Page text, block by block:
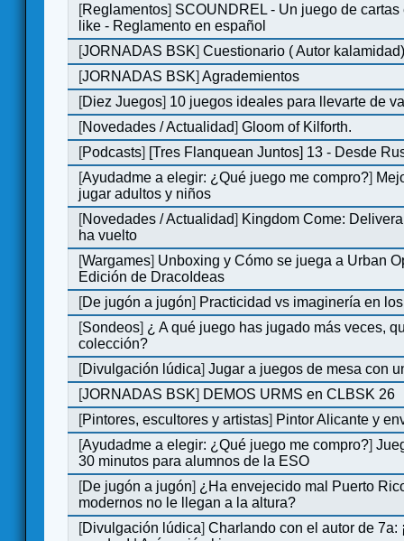
[Reglamentos] SCOUNDREL - Un juego de
like - Reglamento en español
[JORNADAS BSK]Cuestionario ( Autor
[JORNADAS BSK]Agrademientos
[Diez Juegos] 10 juegos ideales para llevarte de
[Novedades / Actualidad]Gloom of Kilforth.
[Podcasts] [Tres Flanquean Juntos] 13 - Desde
[Ayudadme a elegir: ¿Qué juego me compro?]
jugar adultos y niños
[Novedades / Actualidad] Kingdom Come:
ha vuelto
[Wargames] Unboxing y Cómo se juega a Urban
Edición de DracoIdeas
[De jugón a jugón] Practicidad vs imaginería en
[Sondeos] ¿ A qué juego has jugado más veces,
colección?
[Divulgación lúdica]Jugar a juegos de mesa con
[JORNADAS BSK] DEMOS URMS en CLBSK 26
[Pintores, escultores y artistas] Pintor Alicante y
[Ayudadme a elegir: ¿Qué juego me compro?]
30 minutos para alumnos de la ESO
[De jugón a jugón] ¿Ha envejecido mal Puerto
modernos no le llegan a la altura?
[Divulgación lúdica]Charlando con el autor de 7a: